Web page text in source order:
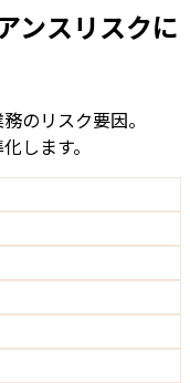
ンスリスクに
のリスク要因。
します。